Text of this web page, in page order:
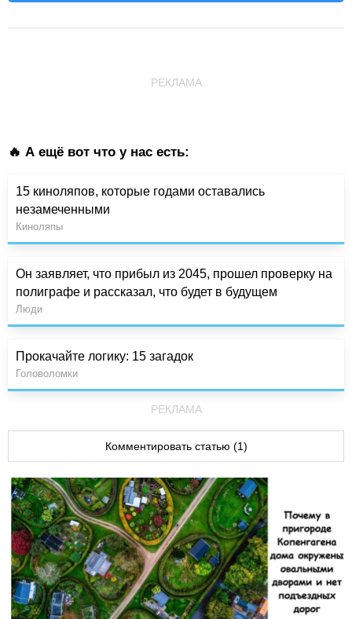
РЕКЛАМА
🔥 А ещё вот что у нас есть:
15 киноляпов, которые годами оставались
незамеченными
Киноляпы
Он заявляет, что прибыл из 2045, прошел проверку на
полиграфе и рассказал, что будет в будущем
Люди
Прокачайте логику: 15 загадок
Головоломки
РЕКЛАМА
Комментировать статью (1)